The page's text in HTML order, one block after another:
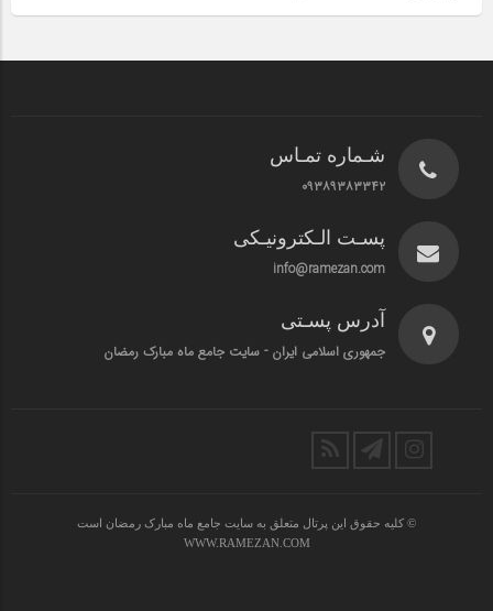
شـماره تمـاس
۰۹۳۸۹۳۸۳۳۴۲
پسـت الـکترونیـکی
info@ramezan.com
آدرس پسـتی
جمهوری اسلامی ایران - سایت جامع ماه مبارک رمضان
© کلیه حقوق این پرتال متعلق به سایت جامع ماه مبارک رمضان است
WWW.RAMEZAN.COM